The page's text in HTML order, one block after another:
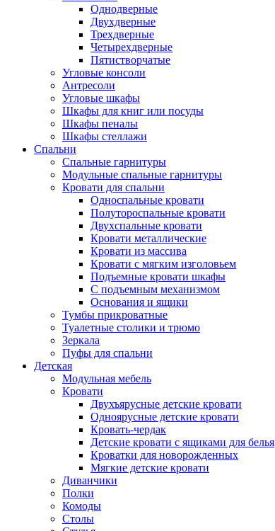
Однодверные
Двухдверные
Трехдверные
Четырехдверные
Пятистворчатые
Угловые консоли
Антресоли
Угловые шкафы
Шкафы для книг или посуды
Шкафы пеналы
Шкафы стеллажи
Спальни
Спальные гарнитуры
Модульные спальные гарнитуры
Кровати для спальни
Односпальные кровати
Полутороспальные кровати
Двухспальные кровати
Кровати металлические
Кровати из массива
Кровати с мягким изголовьем
Подъемные кровати шкафы
С подъемным механизмом
Основания и ящики
Тумбы прикроватные
Туалетные столики и трюмо
Зеркала
Пуфы для спальни
Детская
Модульная мебель
Кровати
Двухъярусные детские кровати
Одноярусные детские кровати
Кровать-чердак
Детские кровати с ящиками для белья
Кроватки для новорожденных
Мягкие детские кровати
Диванчики
Полки
Комоды
Столы